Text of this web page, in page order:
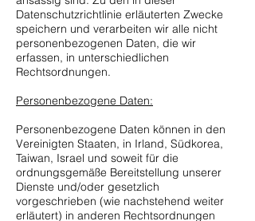
Datenschutzrichtlinie erläuterten Zwecke
speichern und verarbeiten wir alle nicht
personenbezogenen Daten, die wir
erfassen, in unterschiedlichen
Rechtsordnungen.
Personenbezogene Daten:
Personenbezogene Daten können in den
Vereinigten Staaten, in Irland, Südkorea,
Taiwan, Israel und soweit für die
ordnungsgemäße Bereitstellung unserer
Dienste und/oder gesetzlich
vorgeschrieben (wie nachstehend weiter
erläutert) in anderen Rechtsordnungen